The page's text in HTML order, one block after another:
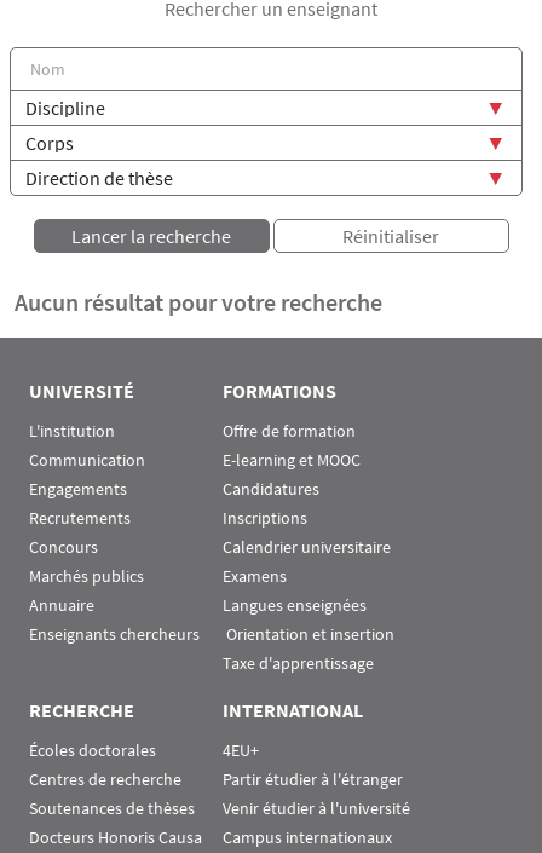
Rechercher un enseignant
Aucun résultat pour votre recherche
UNIVERSITÉ
L'institution
Communication
Engagements
Recrutements
Concours
Marchés publics
Annuaire
Enseignants chercheurs
FORMATIONS
Offre de formation
E-learning et MOOC
Candidatures
Inscriptions
Calendrier universitaire
Examens
Langues enseignées
Orientation et insertion
Taxe d'apprentissage
RECHERCHE
Écoles doctorales
Centres de recherche
Soutenances de thèses
Docteurs Honoris Causa
INTERNATIONAL
4EU+
Partir étudier à l'étranger
Venir étudier à l'université
Campus internationaux